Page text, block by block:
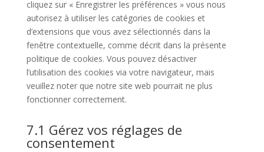
cliquez sur « Enregistrer les préférences » vous nous
autorisez à utiliser les catégories de cookies et
d’extensions que vous avez sélectionnés dans la
fenêtre contextuelle, comme décrit dans la présente
politique de cookies. Vous pouvez désactiver
l’utilisation des cookies via votre navigateur, mais
veuillez noter que notre site web pourrait ne plus
fonctionner correctement.
7.1 Gérez vos réglages de
consentement